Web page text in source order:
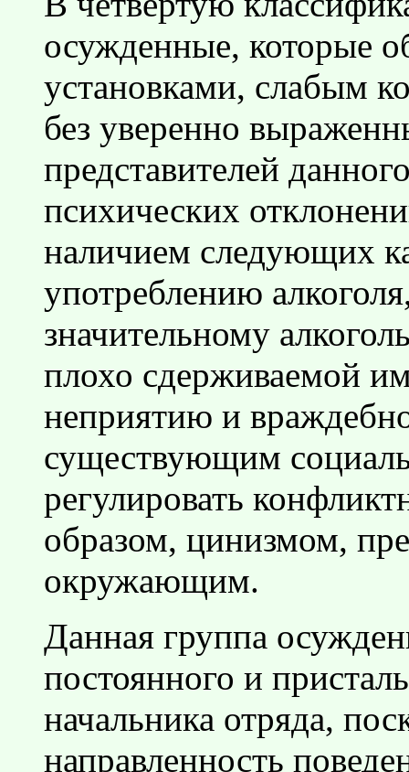
осужденные, которые
установками, слабым
без уверенно
представителей
психических
наличием следующих
употреблению
значительному
плохо сдерживаемой
неприятию и
существующим
регулировать
образом, цинизмом,
окружающим.
Данная группа
постоянного и
начальника отряда,
направленность